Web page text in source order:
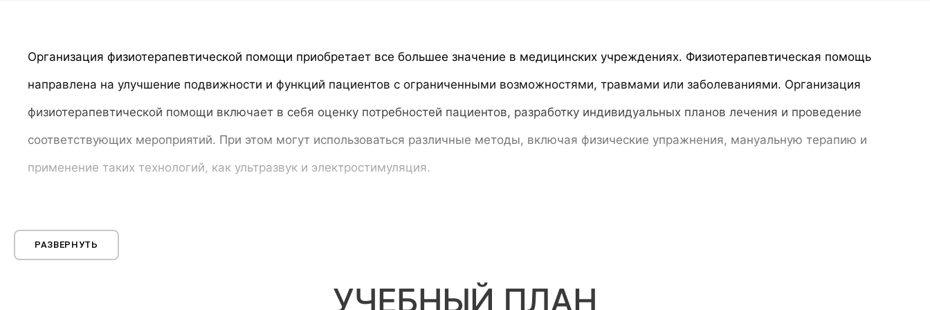
Организация физиотерапевтической помощи приобретает все большее значение в медицинских учреждениях. Физиотерапевтическая помощь
направлена на улучшение подвижности и функций пациентов с ограниченными возможностями, травмами или заболеваниями. Организация
физиотерапевтической помощи включает в себя оценку потребностей пациентов, разработку индивидуальных планов лечения и проведение
соответствующих мероприятий. При этом могут использоваться различные методы, включая физические упражнения, мануальную терапию и
применение таких технологий, как ультразвук и электростимуляция.
Электролечение, аэрозольтерапия
Электротерапия и аэрозольтерапия - две важные медицинские технологии, используемые в сестринской практике. Электротерапия предполагает
РАЗВЕРНУТЬ
УЧЕБНЫЙ ПЛАН